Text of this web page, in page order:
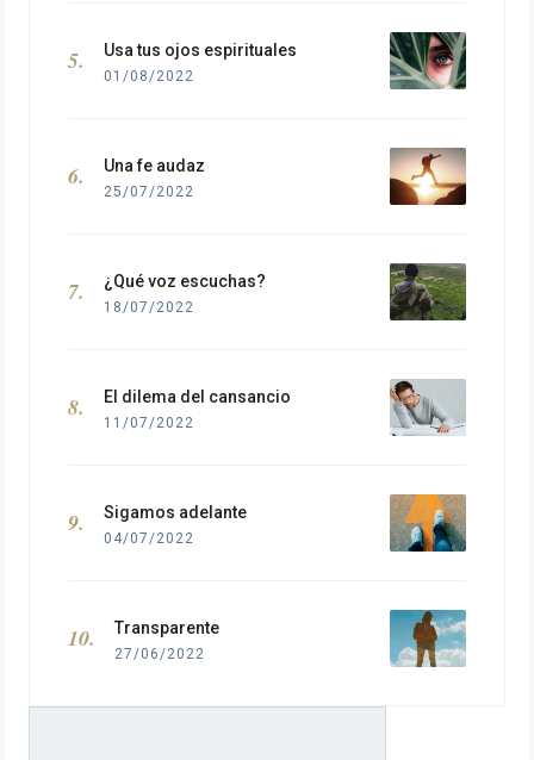
Usa tus ojos espirituales
01/08/2022
Una fe audaz
25/07/2022
¿Qué voz escuchas?
18/07/2022
El dilema del cansancio
11/07/2022
Sigamos adelante
04/07/2022
Transparente
27/06/2022